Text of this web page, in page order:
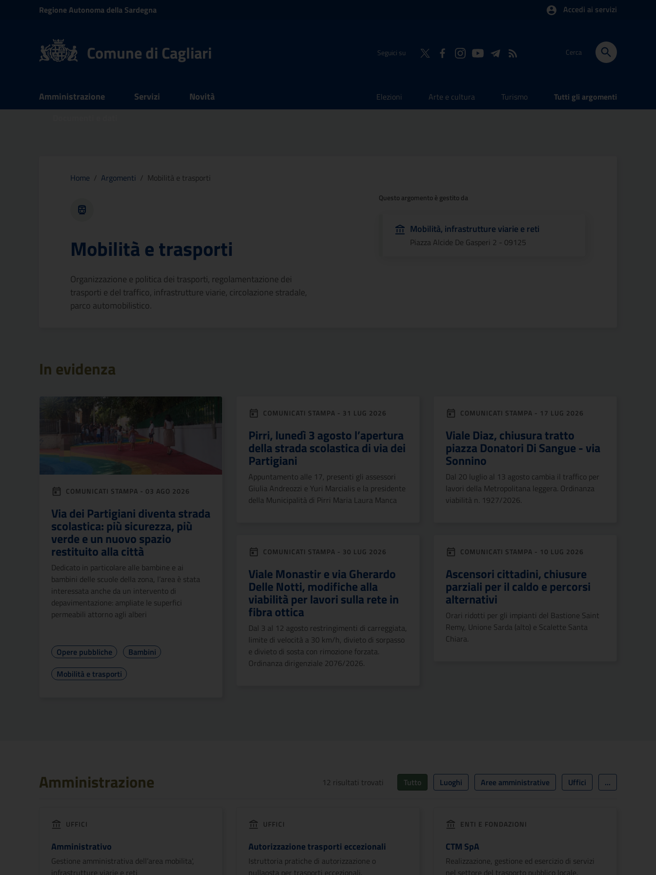
Vai ai contenuti
RegioneAutonoma della Sardegna Accedi ai servizi
Comune di Cagliari Seguici su Cerca
Submenu
Amministrazione Servizi
Novità
Elezioni Arte e cultura Turismo Tutti gli argomenti
Home / Argomenti / Mobilità e trasporti
Mobilità e trasporti
Organizzazione e politica dei trasporti, regolamentazione dei
trasporti e del traffico, infrastrutture viarie, circolazione stradale,
parco automobilistico.
Questo argomento è gestito da
Mobilità, infrastrutture viarie e reti
Piazza Alcide De Gasperi 2 - 09125
In evidenza
COMUNICATI STAMPA - 03 AGO 2026
Via dei Partigiani diventa strada
scolastica: più sicurezza, più
verde e un nuovo spazio
restituito alla città
Dedicato in particolare alle bambine e ai
bambini delle scuole della zona, l’area è stata
interessata anche da un intervento di
depavimentazione: ampliate le superfici
permeabili attorno agli alberi
Opere pubbliche
Bambini
Mobilità e trasporti
COMUNICATI STAMPA - 31 LUG 2026
Pirri, lunedì 3 agosto l’apertura
della strada scolastica di via dei
Partigiani
Appuntamento alle 17, presenti gli assessori
Giulia Andreozzi e Yuri Marcialis e la presidente
della Municipalità di Pirri Maria Laura Manca
COMUNICATI STAMPA - 30 LUG 2026
Viale Monastir e via Gherardo
Delle Notti, modifiche alla
viabilità per lavori sulla rete in
fibra ottica
Dal 3 al 12 agosto restringimenti di carreggiata,
limite di velocità a 30 km/h, divieto di sorpasso
e divieto di sosta con rimozione forzata.
Ordinanza dirigenziale 2076/2026.
COMUNICATI STAMPA - 17 LUG 2026
Viale Diaz, chiusura tratto
piazza Donatori Di Sangue - via
Sonnino
Dal 20 luglio al 13 agosto cambia il traffico per
lavori della Metropolitana leggera. Ordinanza
viabilità n. 1927/2026.
COMUNICATI STAMPA - 10 LUG 2026
Ascensori cittadini, chiusure
parziali per il caldo e percorsi
alternativi
Orari ridotti per gli impianti del Bastione Saint
Remy, Unione Sarda (alto) e Scalette Santa
Chiara.
Amministrazione 12 risultati trovati Tutto Luoghi Aree amministrative Uffici ...
UFFICI
Amministrativo
Gestione amministrativa dell’area mobilita',
infrastrutture viarie e reti
UFFICI
Autorizzazione trasporti eccezionali
Istruttoria pratiche di autorizzazione o
nullaosta per trasporti eccezionali.
ENTI E FONDAZIONI
CTM SpA
Realizzazione, gestione ed esercizio di servizi
nel settore del trasporto pubblico locale.